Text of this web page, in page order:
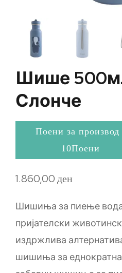
Шише
Слонче
Поени за производ
10Поени
1.860,00ден
Шишиња за пиење
пријателски
издржлива
шишиња за